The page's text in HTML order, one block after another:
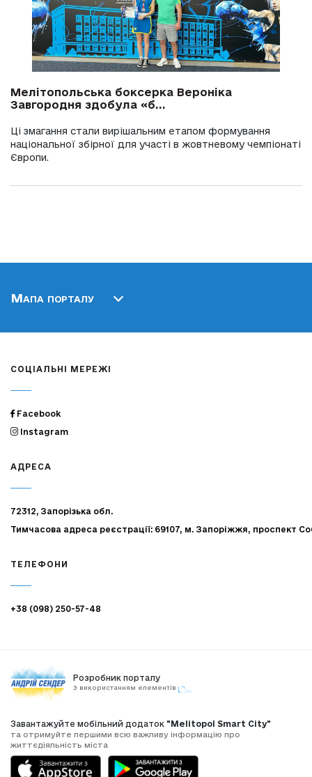
Мелітопольська боксерка Вероніка
Завгородня здобула «б...
Ці змагання стали вирішальним етапом формування
національної збірної для участі в жовтневому чемпіонаті
Європи.
Мапа порталу
СОЦІАЛЬНІ МЕРЕЖІ
Facebook
Instagram
АДРЕСА
72312, Запорізька обл.
Тимчасова адреса реєстрації: 69107, м. Запоріжжя, проспект
ТЕЛЕФОНИ
+38 (098) 250-57-48
Розробник порталу
З використанням елементів
Завантажуйте мобільний додаток "Melitopol Smart City"
та отримуйте першими всю важливу інформацію про
життєдіяльність міста